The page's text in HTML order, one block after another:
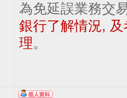
為免延誤業務交
銀行了解情況,
理。